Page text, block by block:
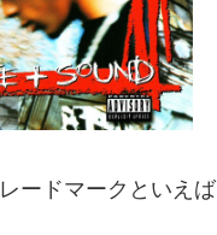
ードマークといえば